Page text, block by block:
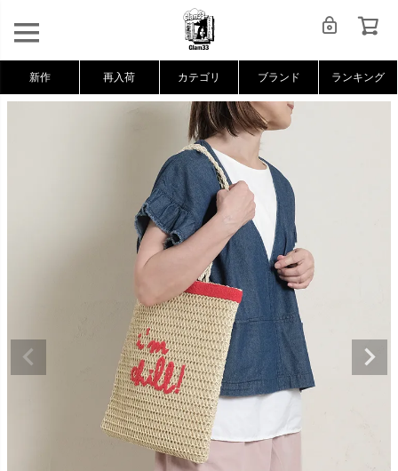
新作 再入荷 カテゴリ ブランド ランキング